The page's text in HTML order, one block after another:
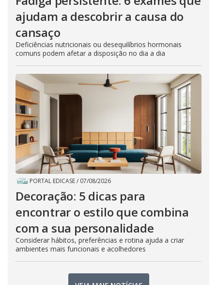
ajudam a descobrir a causa do
cansaço
Deficiências nutricionais ou desequilíbrios hormonais
comuns podem afetar a disposição no dia a dia
PORTAL EDICASE/ 07/08/2026
Decoração: 5 dicas para
encontrar o estilo que combina
com a sua personalidade
Considerar hábitos, preferências e rotina ajuda a criar
ambientes mais funcionais e acolhedores